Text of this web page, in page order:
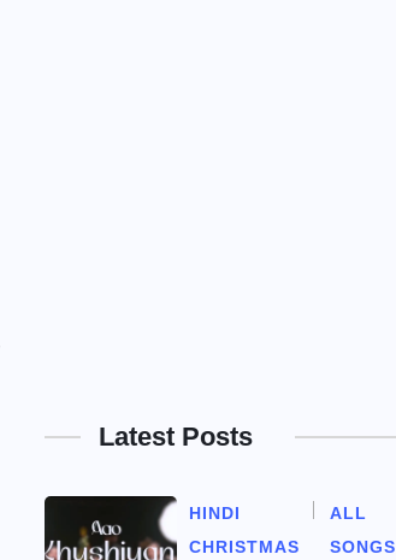
Latest Posts
HINDI
CHRISTMAS
ALL
SONGS